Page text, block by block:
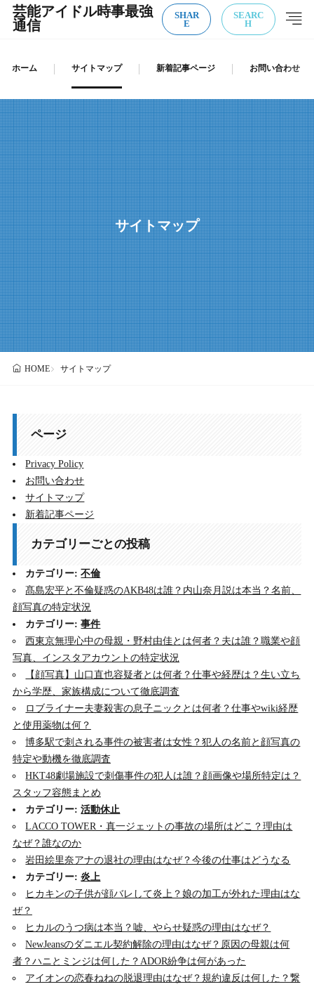
芸能アイドル時事最強
通信
SHAR
E
SEARC
H
ホーム サイトマップ 新着記事ページ お問い合わせ
サイトマップ
HOME サイトマップ
ページ
Privacy Policy
お問い合わせ
サイトマップ
新着記事ページ
カテゴリーごとの投稿
カテゴリー:不倫
髙島宏平と不倫疑惑のAKB48は誰？内山奈月説は本当？名前、
顔写真の特定状況
カテゴリー:事件
西東京無理心中の母親・野村由佳とは何者？夫は誰？職業や顔
写真、インスタアカウントの特定状況
【顔写真】山口直也容疑者とは何者？仕事や経歴は？生い立ち
から学歴、家族構成について徹底調査
ロブライナー夫妻殺害の息子ニックとは何者？仕事やwiki経歴
と使用薬物は何？
博多駅で刺される事件の被害者は女性？犯人の名前と顔写真の
特定や動機を徹底調査
HKT48劇場施設で刺傷事件の犯人は誰？顔画像や場所特定は？
スタッフ容態まとめ
カテゴリー:活動休止
LACCO TOWER・真一ジェットの事故の場所はどこ？理由は
なぜ？誰なのか
岩田絵里奈アナの退社の理由はなぜ？今後の仕事はどうなる
カテゴリー:炎上
ヒカキンの子供が顔バレして炎上？娘の加工が外れた理由はな
ぜ？
ヒカルのうつ病は本当？嘘、やらせ疑惑の理由はなぜ？
NewJeansのダニエル契約解除の理由はなぜ？原因の母親は何
者？ハニとミンジは何した？ADOR紛争は何があった
アイオンの恋春ねねの脱退理由はなぜ？規約違反は何した？繋